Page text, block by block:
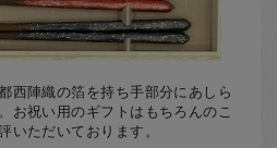
西陣織の箔を持ち手部分にあしら
お祝い用のギフトはもちろんのこ
いただいております。